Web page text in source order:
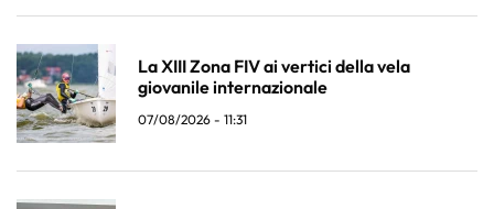
La XIII Zona FIV ai vertici della vela
giovanile internazionale
07/08/2026 - 11:31